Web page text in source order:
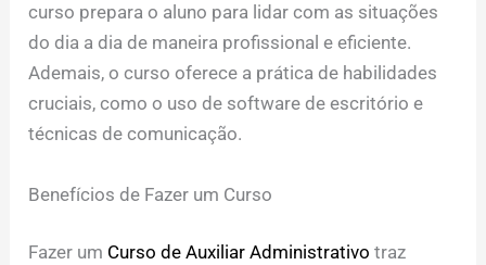
curso prepara o aluno para lidar com as situações
do dia a dia de maneira profissional e eficiente.
Ademais, o curso oferece a prática de habilidades
cruciais, como o uso de software de escritório e
técnicas de comunicação.
Benefícios de Fazer um Curso
Fazer um Curso de Auxiliar Administrativo traz